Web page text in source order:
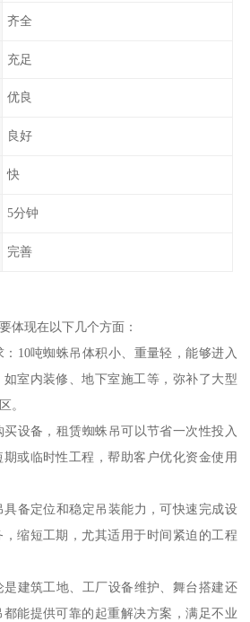
齐全
充足
优良
良好
快
5分钟
完善
体现在以下几个方面：
10吨蜘蛛吊体积小、重量轻，能够进入
室内装修、地下室施工等，弥补了大型
。
设备，租赁蜘蛛吊可以节省一次性投入
或临时性工程，帮助客户优化资金使用
备定位和稳定吊装能力，可快速完成设
缩短工期，尤其适用于时间紧迫的工程
建筑工地、工厂设备维护、舞台搭建还
能提供可靠的起重解决方案，满足不业